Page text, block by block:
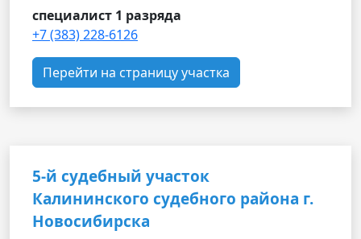
специалист 1 разряда
+7 (383) 228-6126
Перейти на страницу участка
5-й судебный участок
Калининского судебного района г.
Новосибирска